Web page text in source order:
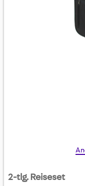
2-tlg. Reiseset